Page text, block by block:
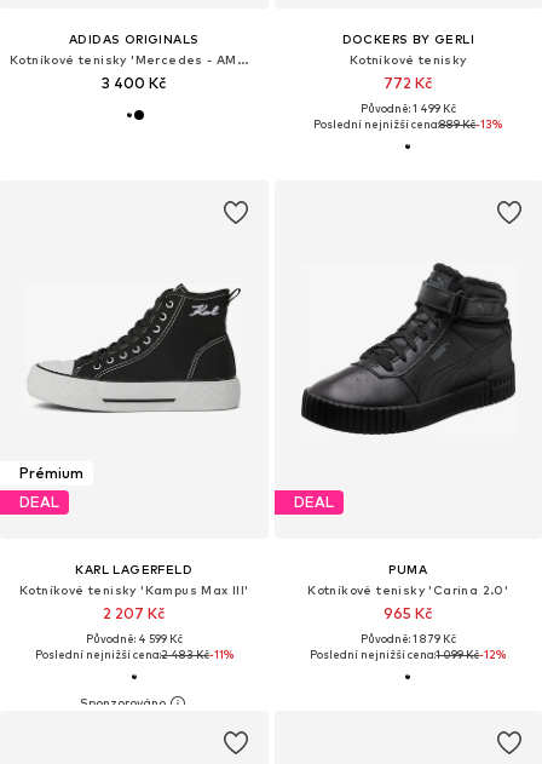
ADIDAS ORIGINALS
Kotníkové tenisky 'Mercedes - AMG Petronas Formula One Team Adiracer'
3 400 Kč
DOCKERS BY GERLI
Kotníkové tenisky
772 Kč
Původně: 1 499 Kč
Poslední nejnižší cena:889 Kč-13%
Prémium
DEAL
KARL LAGERFELD
Kotníkové tenisky 'Kampus Max III'
2 207 Kč
Původně: 4 599 Kč
Poslední nejnižší cena:2 483 Kč-11%
DEAL
PUMA
Kotníkové tenisky 'Carina 2.0'
965 Kč
Původně: 1 879 Kč
Poslední nejnižší cena:1 099 Kč-12%